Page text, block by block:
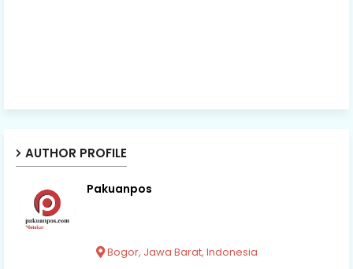
AUTHOR PROFILE
Pakuanpos
Bogor, Jawa Barat, Indonesia